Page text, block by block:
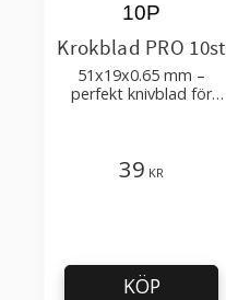
Krokblad PRO 10st
51x19x0.65 mm –
perfekt knivblad för
10P
39 KR
KÖP